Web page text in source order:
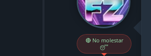
🔴 No molestar
😴